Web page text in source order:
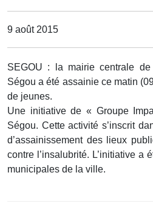
9 août 2015
SEGOU : la mairie centrale
Ségou a été assainie ce matin
de jeunes.
Une initiative de « Groupe
Ségou. Cette activité s’inscrit
d’assainissement des lieux
contre l’insalubrité. L’initiative a
municipales de la ville.